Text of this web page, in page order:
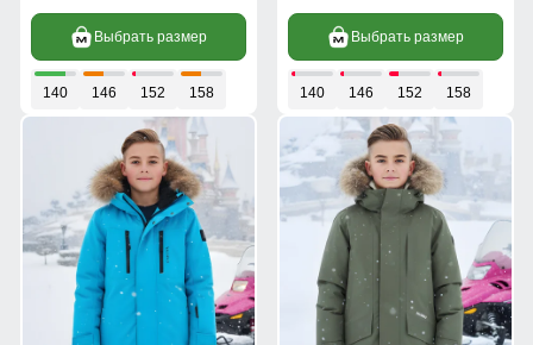
Выбрать размер
140 146 152 158
Выбрать размер
140 146 152 158